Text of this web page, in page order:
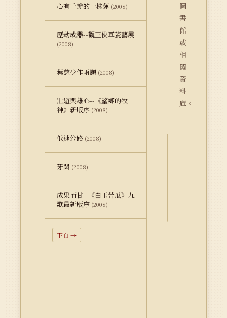
心有千瓣的一株蓮 (2008)
歷劫成器--觀王俠軍瓷藝展
(2008)
葉慈少作兩題 (2008)
壯遊與雄心--《望鄉的牧
神》新版序 (2008)
低速公路 (2008)
牙關 (2008)
成果而甘--《白玉苦瓜》九
歌最新版序 (2008)
下頁 →
圖
書
館
或
相
關
資
料
庫。